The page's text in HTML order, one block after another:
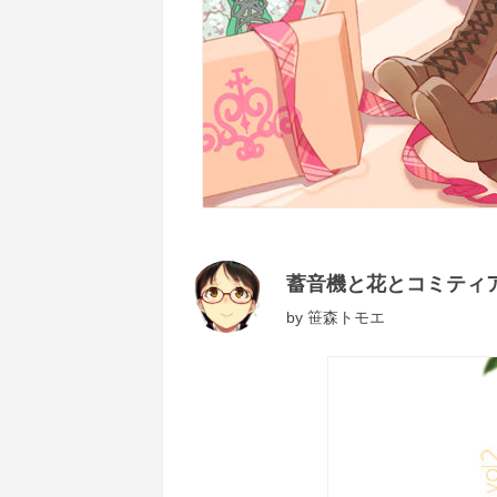
蓄音機と花とコミティ
by 笹森トモエ